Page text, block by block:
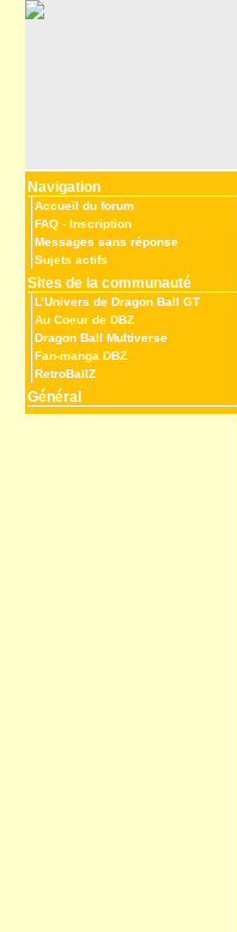
Navigation
Accueil du forum
FAQ - Inscription
Messages sans réponse
Sujets actifs
Sites de la communauté
L’Univers de Dragon Ball GT
Au Coeur de DBZ
Dragon Ball Multiverse
Fan-manga DBZ
RetroBallZ
Général